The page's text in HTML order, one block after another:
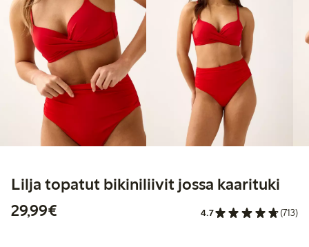
Lilja topatut bikiniliivit jossa kaarituki
29,99€
4.7 (713)